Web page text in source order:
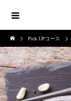
Pick UPコース